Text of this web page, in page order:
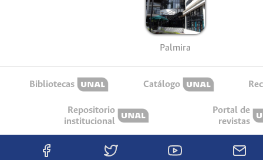
Palmira
Bibliotecas Catálogo
Repositorio
institucional
Portal de
revistas